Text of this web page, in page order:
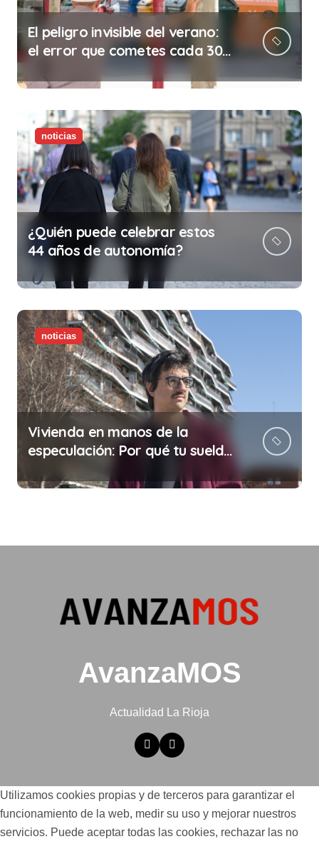
El peligro invisible del verano:
el error que cometes cada 30
minutos en tu trabajo (y la
ilegalidad que te puede costar
la vida)
noticias
¿Quién puede celebrar estos
44 años de autonomía?
noticias
Vivienda en manos de la
especulación: Por qué tu sueldo
AvanzaMOS
Actualidad La Rioja
Utilizamos cookies propias y de terceros para garantizar el
funcionamiento de la web, medir su uso y mejorar nuestros
servicios. Puede aceptar todas las cookies, rechazar las no